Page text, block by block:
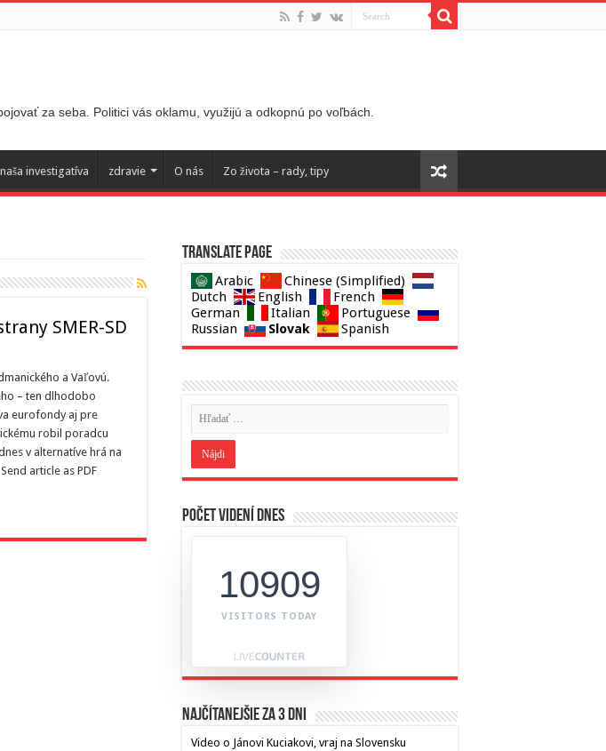
za seba. Politici vás oklamu, využijú a odkopnú po voľbách.
naša investigatíva zdravie O nás Zo života – rady, tipy
SMER-SD
a Vaľovú.
– ten dlhodobo
eurofondy aj pre
robil poradcu
v alternatíve hrá na
article as PDF
Translate page
Arabic
Chinese (Simplified)
Dutch
English
French
German
Italian
Portuguese
Russian
Slovak Spanish
Počet videní dnes
10909
VISITORS TODAY
Najčítanejšie za 3 dni
Video o Jánovi Kuciakovi, vraj na Slovensku